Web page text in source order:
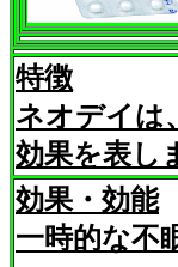
特徴
ネオデイは
効果を表し
効果・効能
一時的な不